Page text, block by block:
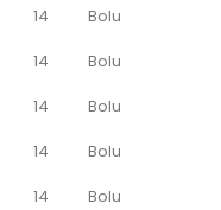
14
Bolu
14
Bolu
14
Bolu
14
Bolu
14
Bolu